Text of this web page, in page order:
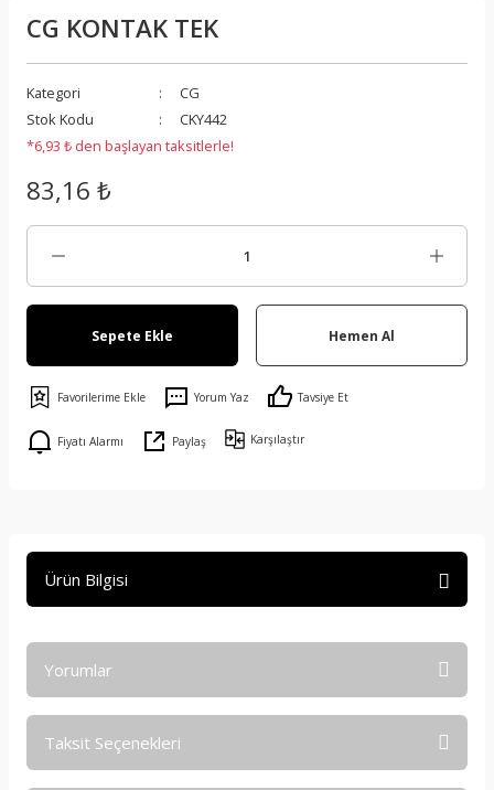
CG KONTAK TEK
Kategori
CG
Stok Kodu
CKY442
*6,93 ₺ den başlayan taksitlerle!
83,16 ₺
Sepete Ekle Hemen Al
Yorum Yaz Tavsiye Et
Fiyatı Alarmı Paylaş Karşılaştır
Ürün Bilgisi
Yorumlar
Taksit Seçenekleri